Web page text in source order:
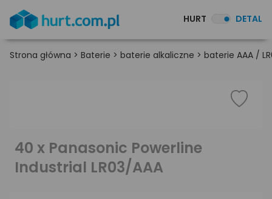
HURT DETAL
Strona główna > Baterie > baterie alkaliczne > baterie AAA /
40 x Panasonic Powerline
Industrial LR03/AAA